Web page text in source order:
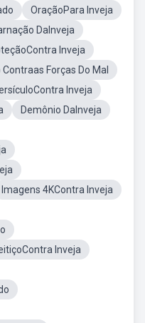
OraçãoPara Inveja
DaInveja
Inveja
Forças Do Mal
Inveja
Demônio DaInveja
Imagens 4KContra Inveja
Inveja